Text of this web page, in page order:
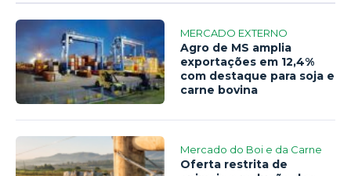
MERCADO EXTERNO
Agro de MS amplia
exportações em 12,4%
com destaque para soja e
carne bovina
Mercado do Boi e da Carne
Oferta restrita de